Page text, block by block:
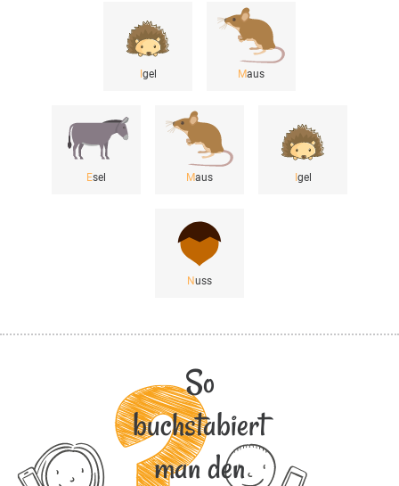
gel Maus
Esel Maus gel
Nuss
So
buchstabiert
man den